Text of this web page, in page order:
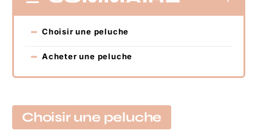
Choisir une peluche
Acheter une peluche
Choisir une peluche